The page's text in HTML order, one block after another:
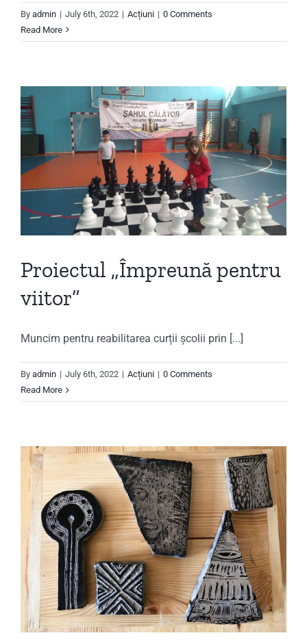
By admin | July 6th, 2022 | Acțiuni | 0 Comments
Read More
Proiectul „Împreună pentru
viitor”
Muncim pentru reabilitarea curții școlii prin [...]
By admin | July 6th, 2022 | Acțiuni | 0 Comments
Read More